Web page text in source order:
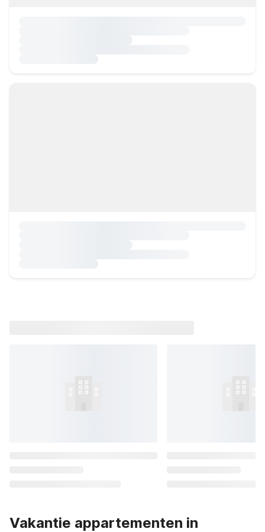
Vakantie appartementen in